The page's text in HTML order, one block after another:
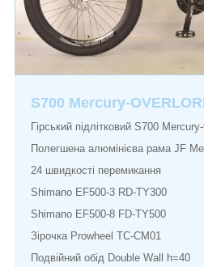
S700 Mercury-
Гірський підлітковий S700
Полегшена алюмінієва рама JF
24 швидкості перемикання
Shimano EF500-3 RD-TY300
Shimano EF500-8 FD-TY500
Зірочка Prowheel TC-CM01
Подвійний обід Double Wall h=40